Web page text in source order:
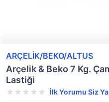
ARÇELİK/BEKO/ALTUS
Arçelik & Beko 7 Kg.
Lastiği
İlk Yorumu Siz